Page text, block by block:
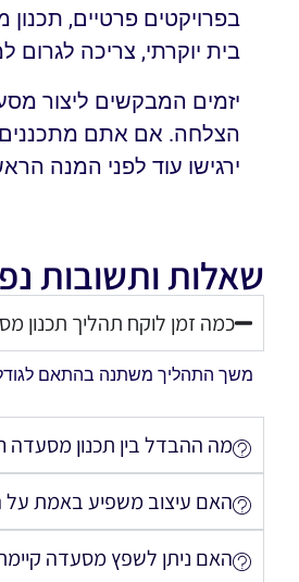
בפרויקטים פרטיים,
בית יוקרתי, צריכה לגרום
יזמים המבקשים ליצור
הצלחה. אם אתם מתכננים
ירגישו עוד לפני המנה
שאלות ותשובות
כמה זמן לוקח תהליך תכנון
משך התהליך משתנה בהתאם לגודל
מה ההבדל בין תכנון מסעדה
האם עיצוב משפיע באמת
האם ניתן לשפץ מסעדה